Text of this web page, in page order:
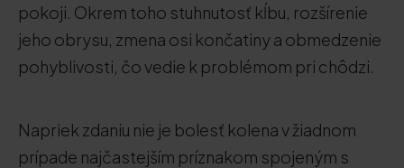
pokoji. Okrem toho stuhnutosť kĺbu, rozšírenie
jeho obrysu, zmena osi končatiny a obmedzenie
pohyblivosti, čo vedie k problémom pri chôdzi.
Napriek zdaniu nie je bolesť kolena v žiadnom
prípade najčastejším príznakom spojeným s